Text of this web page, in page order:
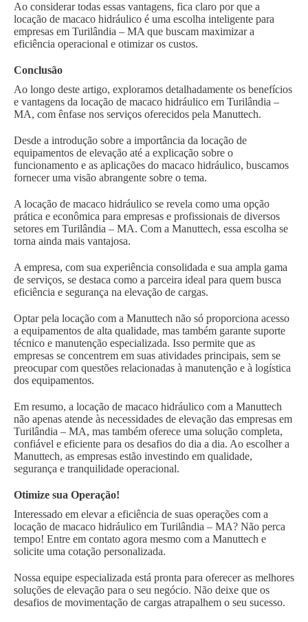
Ao considerar todas essas vantagens, fica claro por que a
locação de macaco hidráulico é uma escolha inteligente para
empresas em Turilândia – MA que buscam maximizar a
eficiência operacional e otimizar os custos.
Conclusão
Ao longo deste artigo, exploramos detalhadamente os benefícios
e vantagens da locação de macaco hidráulico em Turilândia –
MA, com ênfase nos serviços oferecidos pela Manuttech.
Desde a introdução sobre a importância da locação de
equipamentos de elevação até a explicação sobre o
funcionamento e as aplicações do macaco hidráulico, buscamos
fornecer uma visão abrangente sobre o tema.
A locação de macaco hidráulico se revela como uma opção
prática e econômica para empresas e profissionais de diversos
setores em Turilândia – MA. Com a Manuttech, essa escolha se
torna ainda mais vantajosa.
A empresa, com sua experiência consolidada e sua ampla gama
de serviços, se destaca como a parceira ideal para quem busca
eficiência e segurança na elevação de cargas.
Optar pela locação com a Manuttech não só proporciona acesso
a equipamentos de alta qualidade, mas também garante suporte
técnico e manutenção especializada. Isso permite que as
empresas se concentrem em suas atividades principais, sem se
preocupar com questões relacionadas à manutenção e à logística
dos equipamentos.
Em resumo, a locação de macaco hidráulico com a Manuttech
não apenas atende às necessidades de elevação das empresas em
Turilândia – MA, mas também oferece uma solução completa,
confiável e eficiente para os desafios do dia a dia. Ao escolher a
Manuttech, as empresas estão investindo em qualidade,
segurança e tranquilidade operacional.
Otimize sua Operação!
Interessado em elevar a eficiência de suas operações com a
locação de macaco hidráulico em Turilândia – MA? Não perca
tempo! Entre em contato agora mesmo com a Manuttech e
solicite uma cotação personalizada.
Nossa equipe especializada está pronta para oferecer as melhores
soluções de elevação para o seu negócio. Não deixe que os
desafios de movimentação de cargas atrapalhem o seu sucesso.